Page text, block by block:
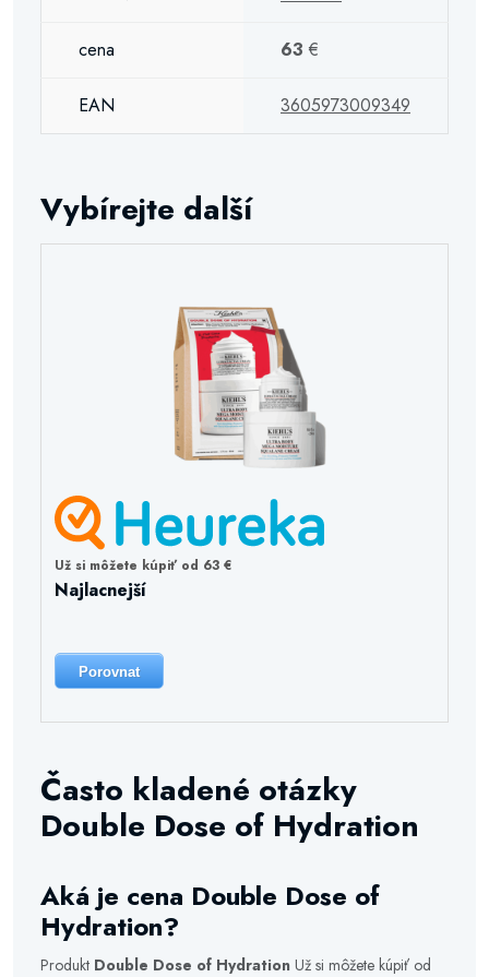
cena 63 €
EAN 3605973009349
Vybírejte další
Už si môžete kúpiť od 63 €
Najlacnejší
Porovnat
Často kladené otázky
Double Dose of Hydration
Aká je cena Double Dose of
Hydration?
Produkt Double Dose of Hydration Už si môžete kúpiť od